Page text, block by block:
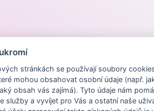
stránkách se používají soubory
mohou obsahovat osobní údaje (např.
obsah vás zajímá). Tyto údaje nám
služby a vyvíjet pro Vás a ostatní naše